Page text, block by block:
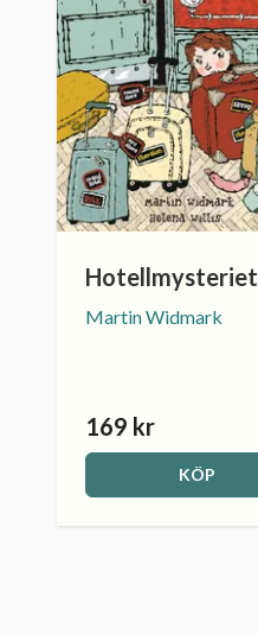
Hotellmysteriet
Martin Widmark
169 kr
KÖP